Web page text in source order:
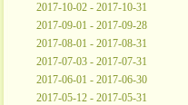
2017-10-02 - 2017-10-31
2017-09-01 - 2017-09-28
2017-08-01 - 2017-08-31
2017-07-03 - 2017-07-31
2017-06-01 - 2017-06-30
2017-05-12 - 2017-05-31